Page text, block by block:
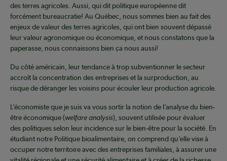
des terres agricoles. Aussi, qui dit politique européenne dit
forcément bureaucratie! Au Québec, nous sommes bien au fait des
enjeux de valeur des terres agricoles, qui ont bien souvent dépassé
leur valeur agronomique ou économique, et nous constatons que la
paperasse, nous connaissons bien ça nous aussi!
Du côté américain, leur tendance à trop subventionner le secteur
accroît la concentration des entreprises et la surproduction, au
risque de déranger les voisins pour écouler leur production agricole.
L’économiste que je suis va vous sortir la notion de l’analyse du bien-
être économique (welfare analysis), souvent utilisée pour évaluer
des politiques selon leur incidence sur le bien-être pour la société. En
étudiant notre Politique bioalimentaire, on comprend qu’elle vise à
occuper notre territoire avec des entreprises familiales, à assurer une